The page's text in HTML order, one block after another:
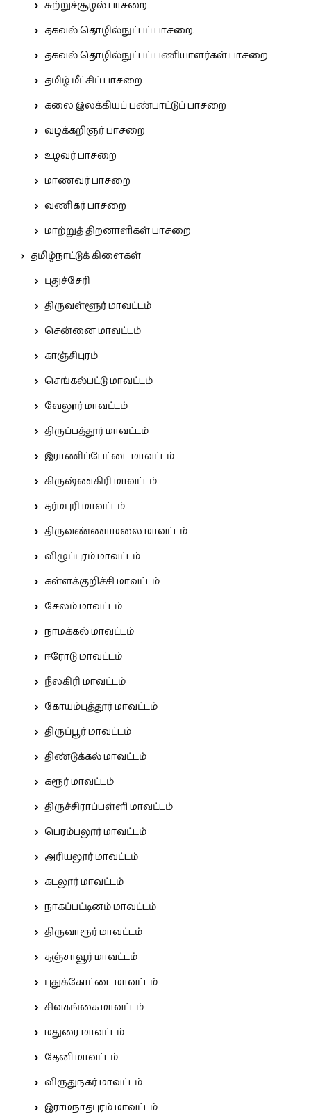
சுற்றுச்சூழல் பாசறை
தகவல் தொழில்நுட்பப் பாசறை.
தகவல் தொழில்நுட்பப் பணியாளர்கள் பாசறை
தமிழ் மீட்சிப் பாசறை
கலை இலக்கியப் பண்பாட்டுப் பாசறை
வழக்கறிஞர் பாசறை
உழவர் பாசறை
மாணவர் பாசறை
வணிகர் பாசறை
மாற்றுத் திறனாளிகள் பாசறை
தமிழ்நாட்டுக் கிளைகள்
புதுச்சேரி
திருவள்ளூர் மாவட்டம்
சென்னை மாவட்டம்
காஞ்சிபுரம்
செங்கல்பட்டு மாவட்டம்
வேலூர் மாவட்டம்
திருப்பத்தூர் மாவட்டம்
இராணிப்பேட்டை மாவட்டம்
கிருஷ்ணகிரி மாவட்டம்
தர்மபுரி மாவட்டம்
திருவண்ணாமலை மாவட்டம்
விழுப்புரம் மாவட்டம்
கள்ளக்குறிச்சி மாவட்டம்
சேலம் மாவட்டம்
நாமக்கல் மாவட்டம்
ஈரோடு மாவட்டம்
நீலகிரி மாவட்டம்
கோயம்புத்தூர் மாவட்டம்
திருப்பூர் மாவட்டம்
திண்டுக்கல் மாவட்டம்
கரூர் மாவட்டம்
திருச்சிராப்பள்ளி மாவட்டம்
பெரம்பலூர் மாவட்டம்
அரியலூர் மாவட்டம்
கடலூர் மாவட்டம்
நாகப்பட்டினம் மாவட்டம்
திருவாரூர் மாவட்டம்
தஞ்சாவூர் மாவட்டம்
புதுக்கோட்டை மாவட்டம்
சிவகங்கை மாவட்டம்
மதுரை மாவட்டம்
தேனி மாவட்டம்
விருதுநகர் மாவட்டம்
இராமநாதபுரம் மாவட்டம்